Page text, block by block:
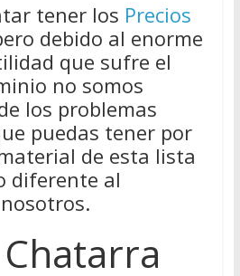
tener los Precios
debido al enorme
que sufre el
no somos
los problemas
puedas tener por
de esta lista
diferente al